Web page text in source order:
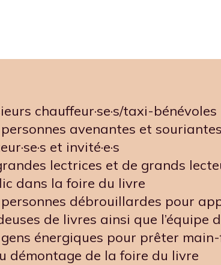
chauffeur·se·s/taxi-bénévoles
personnes avenantes et
et invité·e·s
lectrices et de grands
dans la foire du livre
personnes débrouillardes pour
de livres ainsi que l’équipe
gens énergiques pour prêter
démontage de la foire du livre